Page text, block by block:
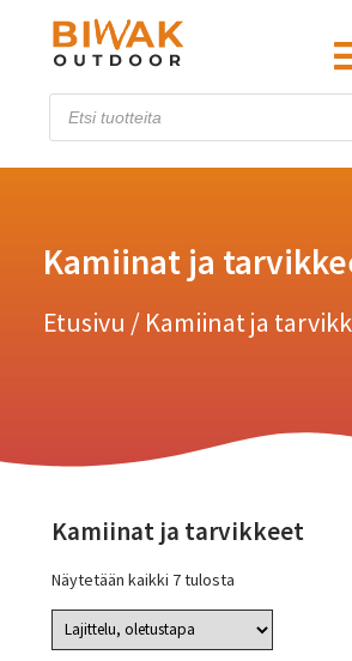
Kamiinat ja
Etusivu / Kamiinat ja
Kamiinat ja tarvikkeet
Näytetään kaikki 7 tulosta